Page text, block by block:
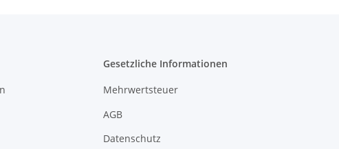
Gesetzliche Informationen
Mehrwertsteuer
AGB
Datenschutz